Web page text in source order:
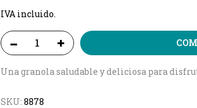
IVA incluido.
Una granola saludable y deliciosa para
SKU: 8878